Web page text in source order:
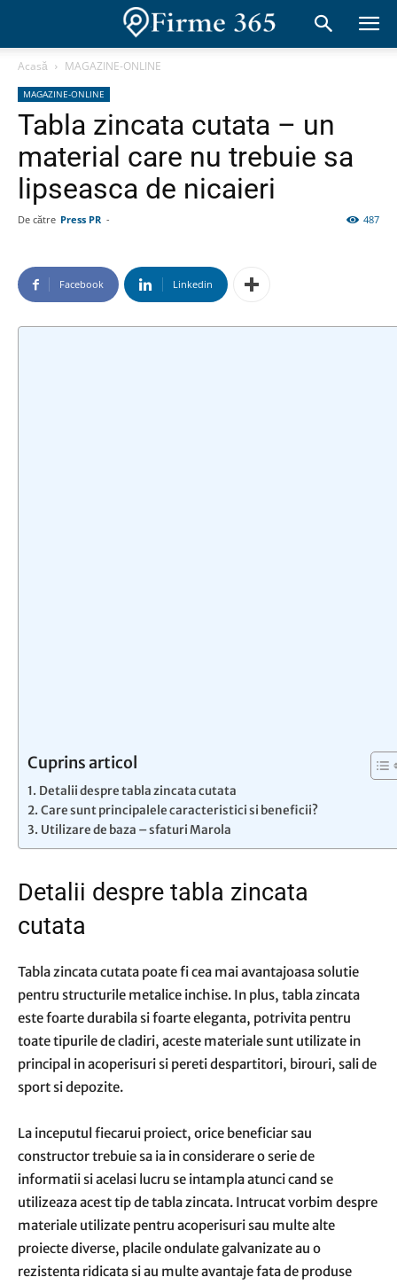
Acasă MAGAZINE-ONLINE
MAGAZINE-ONLINE
Tabla zincata cutata – un
material care nu trebuie sa
lipseasca de nicaieri
De către Press PR - 487
Facebook Linkedin
Cuprins articol
Detalii despre tabla zincata cutata
Care sunt principalele caracteristici si beneficii?
Utilizare de baza – sfaturi Marola
Detalii despre tabla zincata
cutata
Tabla zincata cutata poate fi cea mai avantajoasa solutie
pentru structurile metalice inchise. In plus, tabla zincata
este foarte durabila si foarte eleganta, potrivita pentru
toate tipurile de cladiri, aceste materiale sunt utilizate in
principal in acoperisuri si pereti despartitori, birouri, sali de
sport si depozite.
La inceputul fiecarui proiect, orice beneficiar sau
constructor trebuie sa ia in considerare o serie de
informatii si acelasi lucru se intampla atunci cand se
utilizeaza acest tip de tabla zincata. Intrucat vorbim despre
materiale utilizate pentru acoperisuri sau multe alte
proiecte diverse, placile ondulate galvanizate au o
rezistenta ridicata si au multe avantaje fata de produse